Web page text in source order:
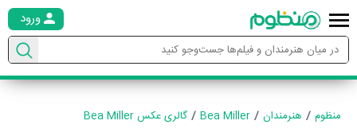
ورود
منظوم هنرمندان Bea Miller گالری عکس Bea Miller